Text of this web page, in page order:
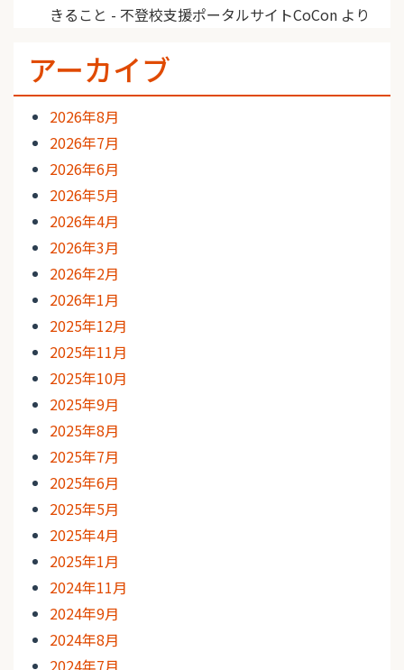
きること - 不登校支援ポータルサイトCoCon より
アーカイブ
2026年8月
2026年7月
2026年6月
2026年5月
2026年4月
2026年3月
2026年2月
2026年1月
2025年12月
2025年11月
2025年10月
2025年9月
2025年8月
2025年7月
2025年6月
2025年5月
2025年4月
2025年1月
2024年11月
2024年9月
2024年8月
2024年7月